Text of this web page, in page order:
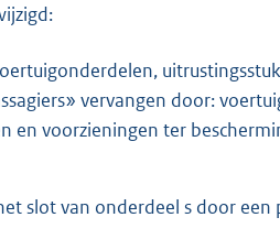
vervangen door:
en voorzieningen ter
slot van onderdeel s door